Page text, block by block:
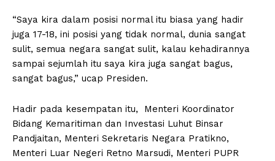
“Saya kira dalam posisi normal itu biasa yang hadir
juga 17-18, ini posisi yang tidak normal, dunia sangat
sulit, semua negara sangat sulit, kalau kehadirannya
sampai sejumlah itu saya kira juga sangat bagus,
sangat bagus,” ucap Presiden.
Hadir pada kesempatan itu, Menteri Koordinator
Bidang Kemaritiman dan Investasi Luhut Binsar
Pandjaitan, Menteri Sekretaris Negara Pratikno,
Menteri Luar Negeri Retno Marsudi, Menteri PUPR